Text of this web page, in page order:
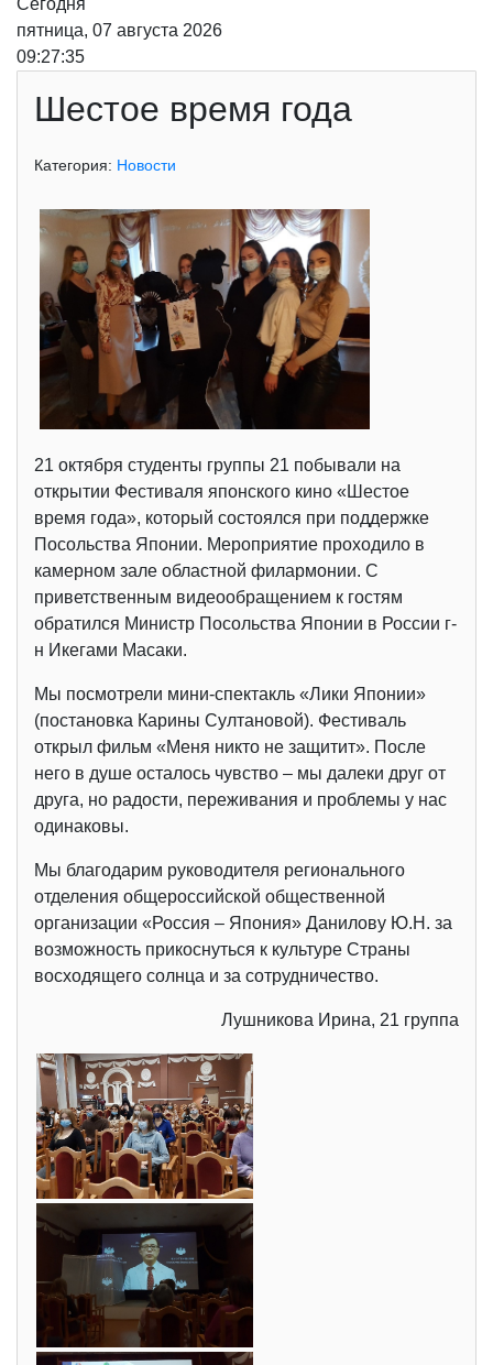
Сегодня
пятница, 07 августа 2026
09:27:35
Шестое время года
Категория: Новости
21 октября студенты группы 21 побывали на
открытии Фестиваля японского кино «Шестое
время года», который состоялся при поддержке
Посольства Японии. Мероприятие проходило в
камерном зале областной филармонии. С
приветственным видеообращением к гостям
обратился Министр Посольства Японии в России г-
н Икегами Масаки.
Мы посмотрели мини-спектакль «Лики Японии»
(постановка Карины Султановой). Фестиваль
открыл фильм «Меня никто не защитит». После
него в душе осталось чувство – мы далеки друг от
друга, но радости, переживания и проблемы у нас
одинаковы.
Мы благодарим руководителя регионального
отделения общероссийской общественной
организации «Россия – Япония» Данилову Ю.Н. за
возможность прикоснуться к культуре Страны
восходящего солнца и за сотрудничество.
Лушникова Ирина, 21 группа